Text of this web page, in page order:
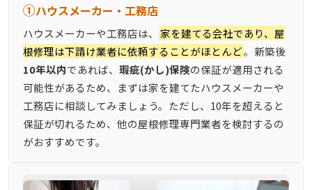
①ハウスメーカー・工務店
ハウスメーカーや工務店は、
家を建てる会社であり、屋
根修理は下請け業者に依頼することがほとんど。新築後
10年以内であれば、 瑕疵(かし)保険の保証が適用される
可能性があるため、まずは家を建てたハウスメーカーや
工務店に相談してみましょう。ただし、10年を超えると
保証が切れるため、他の屋根修理専門業者を検討するの
がおすすめです。